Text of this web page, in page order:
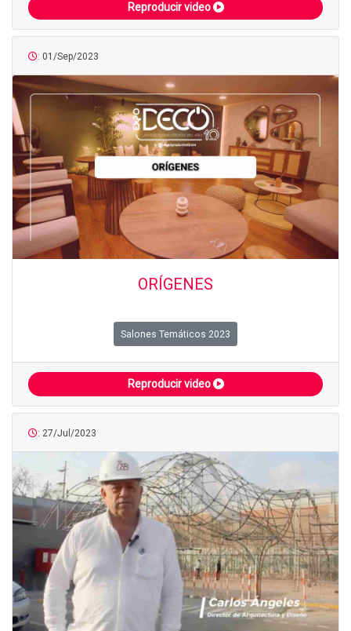
Reproducir video
: 01/Sep/2023
ORÍGENES
Salones Temáticos 2023
Reproducir video
: 27/Jul/2023